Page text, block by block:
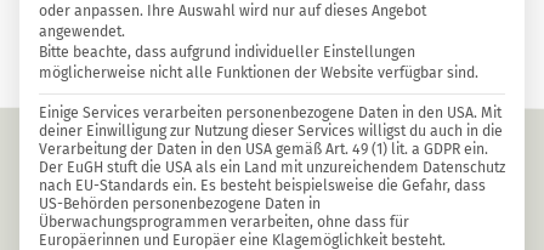
oder anpassen. Ihre Auswahl wird nur auf dieses Angebot
angewendet.
Bitte beachte, dass aufgrund individueller Einstellungen
möglicherweise nicht alle Funktionen der Website verfügbar sind.
Einige Services verarbeiten personenbezogene Daten in den USA. Mit
deiner Einwilligung zur Nutzung dieser Services willigst du auch in die
Verarbeitung der Daten in den USA gemäß Art. 49 (1) lit. a GDPR ein.
Der EuGH stuft die USA als ein Land mit unzureichendem Datenschutz
nach EU-Standards ein. Es besteht beispielsweise die Gefahr, dass
US-Behörden personenbezogene Daten in
Überwachungsprogrammen verarbeiten, ohne dass für
Europäerinnen und Europäer eine Klagemöglichkeit besteht.